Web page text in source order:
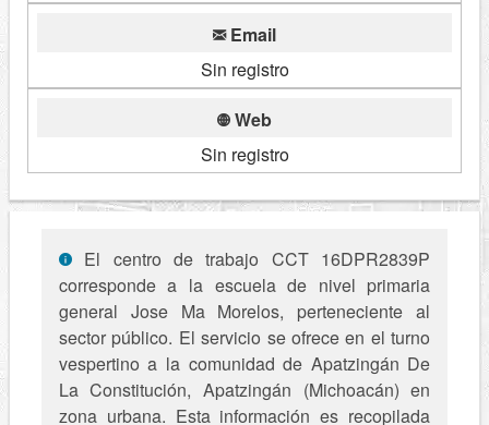
Email
Sin registro
Web
Sin registro
El centro de trabajo CCT 16DPR2839P
corresponde a la escuela de nivel primaria
general Jose Ma Morelos, perteneciente al
sector público. El servicio se ofrece en el turno
vespertino a la comunidad de Apatzingán De
La Constitución, Apatzingán (Michoacán) en
zona urbana. Esta información es recopilada